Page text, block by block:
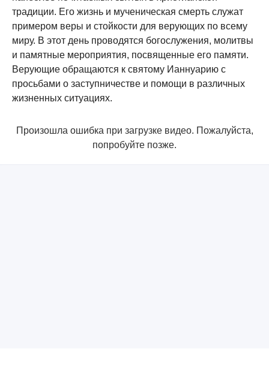
традиции. Его жизнь и мученическая смерть служат
примером веры и стойкости для верующих по всему
миру. В этот день проводятся богослужения, молитвы
и памятные мероприятия, посвященные его памяти.
Верующие обращаются к святому Ианнуарию с
просьбами о заступничестве и помощи в различных
жизненных ситуациях.
Произошла ошибка при загрузке видео. Пожалуйста,
попробуйте позже.